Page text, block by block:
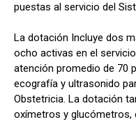
puestas al servicio del
La dotación Incluye dos
ocho activas en el
atención promedio de 70
ecografía y ultrasonido
Obstetricia. La dotación
oxímetros y glucómetros,